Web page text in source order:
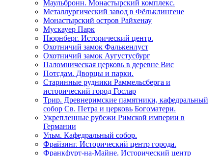
Маульбронн. Монастырский комплекс.
Металлургический завод в Фёльклингене
Монастырский остров Райхенау
Мускауер Парк
Нюрнберг. Исторический центр.
Охотничий замок Фалькенлуст
Охотничий замок Аугустусбург
Паломническая церковь в деревне Вис
Потсдам. Дворцы и парки.
Старинные рудники Раммельсберга и
исторический город Гослар
Трир. Древнеримские памятники, кафедральный
собор Св. Петра и церковь Богоматери.
Укрепленные рубежи Римской империи в
Германии
Ульм. Кафедральный собор.
Фрайзинг. Исторический центр города.
Франкфурт-на-Майне. Исторический центр